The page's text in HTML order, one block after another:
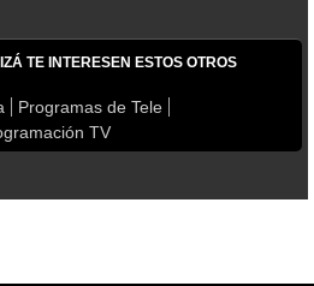
TE INTERESEN ESTOS OTROS
Programas de Tele
TV